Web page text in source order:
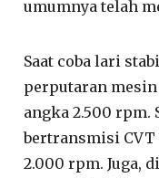
umumnya telah
Saat coba lari
perputaran
angka 2.500 rpm.
bertransmisi CVT
2.000 rpm. Juga,